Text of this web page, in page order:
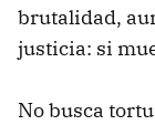
brutalidad,
justicia: si
No busca